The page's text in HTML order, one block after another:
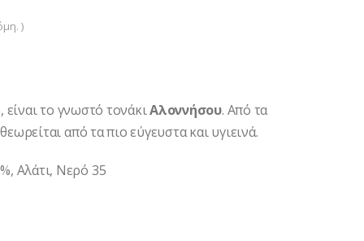
)
, είναι το γνωστό τονάκιΑλοννήσου. Από τα
από τα πιο εύγευστα και υγιεινά.
Αλάτι, Νερό 35